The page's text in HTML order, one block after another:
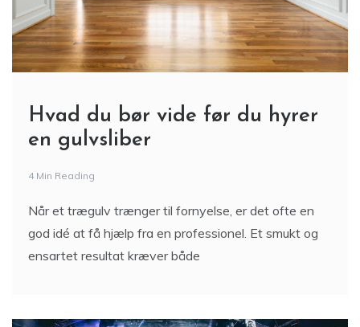
Hvad du bør vide før du hyrer
en gulvsliber
4 Min Reading
Når et trægulv trænger til fornyelse, er det ofte en
god idé at få hjælp fra en professionel. Et smukt og
ensartet resultat kræver både